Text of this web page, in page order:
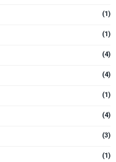
(1)
(1)
(4)
(4)
(1)
(4)
(3)
(1)